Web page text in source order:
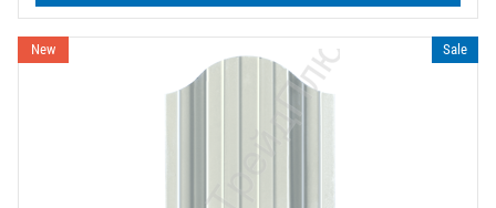
New Sale